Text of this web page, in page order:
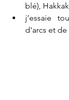
blé),
j’essaie
d'arcs et de